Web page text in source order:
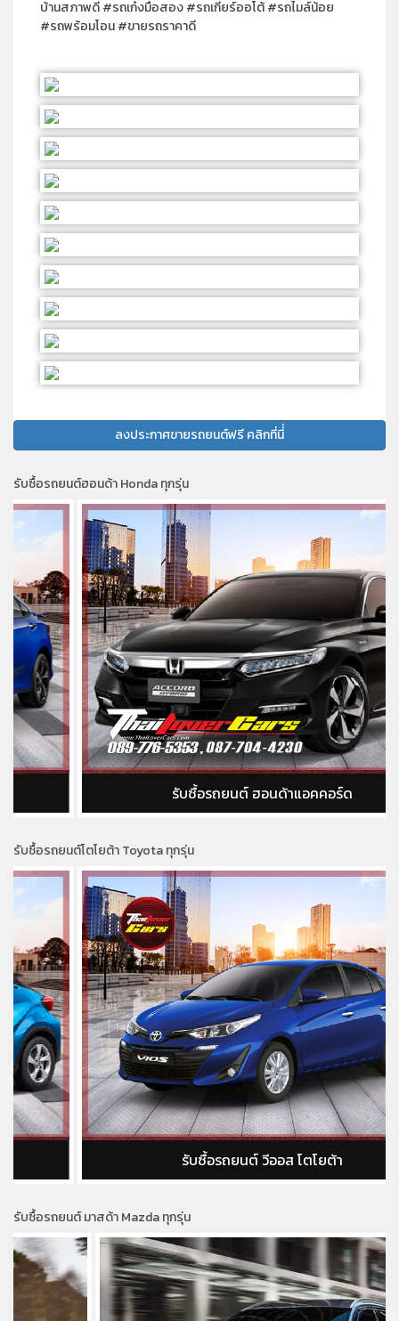
บ้านสภาพดี #รถเก๋งมือสอง #รถเกียร์ออโต้ #รถไมล์น้อย
#รถพร้อมโอน #ขายรถราคาดี
ลงประกาศขายรถยนต์ฟรี คลิกที่นี่่
รับซื้อรถยนต์ฮอนด้า Honda ทุกรุ่น
รับซื้อรถยนต์ ฮอนด้าแอคคอร์ด
รับซื้อรถยนต์โตโยต้า Toyota ทุกรุ่น
รับซื้อรถยนต์ วีออส โตโยต้า
รับซื้อรถยนต์ มาสด้า Mazda ทุกรุ่น